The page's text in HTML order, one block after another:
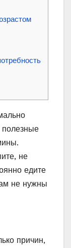
не
едите
не нужны
причин,